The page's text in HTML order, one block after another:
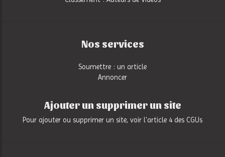
Nos services
Soumettre : un article
Annoncer
Ajouter un supprimer un site
Pour ajouter ou supprimer un site, voir l'article 4 des CGUs